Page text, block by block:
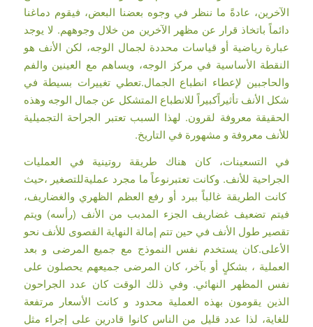
الآخرين، عادةً ما ننظر في وجوه بعضنا البعض، فيقوم دماغنا
دائماً باتخاذ قرار عن مظهر الآخرين من خلال وجوههم. لا يوجد
عبارة رياضية أو قياسات محددة لجمال الوجه، لكن الأنف هو
النقطة الأساسية في مركز الوجه، ويساهم مع العينين والفم
والحاجبين لإعطاء انطباع الجمال.تعطي تغييرات بسيطة في
شكل الأنف تأثيراًكبيراً للانطباع المتشكل عن جمال الوجه وهذه
الحقيقة معروفة لقرون. لهذا السبب تعتبر الجراحة التجميلية
للأنف معروفة و مشهورة في التاريخ.
في التسعينات، كان هناك طريقة روتينية في العمليات
الجراحية للأنف. وكانت تعتبرنوعاً ما مجرد عمليةللتصغير ،حيث
كانت الطريقة غالباً ببرد أو رفع العظم الظهري والغضاريف،
فيتم تضعيف غضاريف الجزء المدبب من الأنف (رأسه) ويتم
تقصير طول الأنف في حين تتم إمالة النهاية القصوى للأنف نحو
الأعلى.كان يستخدم نفس النموذج مع جميع المرضى و بعد
العملية ، بشكلٍ أو بآخر، كان المرضى جميعهم يحصلون على
نفس المظهر النهائي. وفي ذلك الوقت كان عدد الجراحون
الذين يقومون بهذه العملية محدود و كانت الأسعار مرتفعة
للغاية، لذا عدد قليل من الناس كانوا قادرين على إجراء مثل